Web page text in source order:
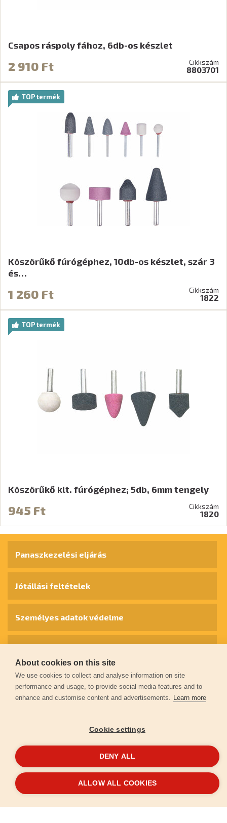
Csapos ráspoly fához, 6db-os készlet
2 910 Ft Cikkszám
8803701
TOP termék
Köszörűkő fúrógéphez, 10db-os készlet, szár 3
és…
1 260 Ft Cikkszám
1822
TOP termék
Köszörűkő klt. fúrógéphez; 5db, 6mm tengely
945 Ft Cikkszám
1820
Panaszkezelési eljárás
Jótállási feltételek
Személyes adatok védelme
Garancia regisztráció
About cookies on this site
We use cookies to collect and analyse information on site
performance and usage, to provide social media features and to
enhance and customise content and advertisements. Learn more
Cookie settings
DENY ALL
ALLOW ALL COOKIES